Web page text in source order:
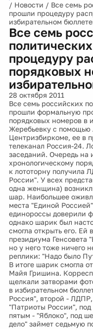
/ Новости / Все семь
прошли процедуру
избирательном
Все семь
процедуру
порядковых
28 октября 2011
Все семь российских
прошли формальную
порядковых номеров в
Жеребьевку с помощью
Центризбиркоме, ее в
телеканал Россия-24.
заседаний. Очередь на
хронологическому
к лототорну получила
России". У всех
одна женщина)
шар. Наибольшее
места "Единой
единороссы доверили
однако шарик был
смогла открыть его. Ей
президиума Генсовета
но у него тоже ничего
реплики: "Надо было
В итоге шарик смогла
Майя Гришина.
щелкали затворами
в избирательном
Россия", второй -
"Патриоты России",
пятым - "Яблоко", под
дело" займет седьмую